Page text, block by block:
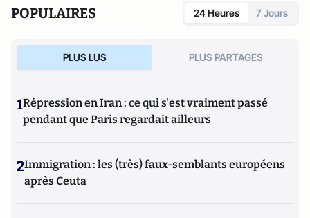
POPULAIRES 24 Heures 7 Jours
PLUS LUS PLUS PARTAGES
1Répression en Iran : ce qui s'est vraiment passé
pendant que Paris regardait ailleurs
2Immigration : les (très) faux-semblants européens
après Ceuta